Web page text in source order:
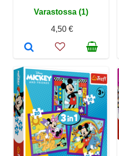
Varastossa (1)
4,50 €